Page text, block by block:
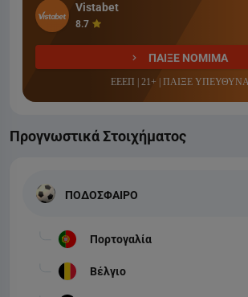
Vistabet
8.7
ΠΑΙΞΕ ΝΟΜΙΜΑ
ΕΕΕΠ | 21+ | ΠΑΙΞΕ
Προγνωστικά Στοιχήματος
ΠΟΔΟΣΦΑΙΡΟ
Πορτογαλία
Βέλγιο